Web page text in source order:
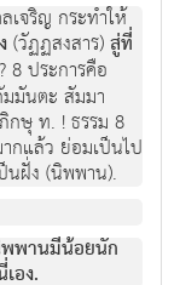
จริญ กระทำให้
(วัฏฏสงสาร)สู่ที่
8 ประการคือ
มันตะ สัมมา
กษุ ท. ! ธรรม 8
กแล้ว ย่อมเป็นไป
นฝั่ง (นิพพาน).
พานมีน้อยนัก
อง.